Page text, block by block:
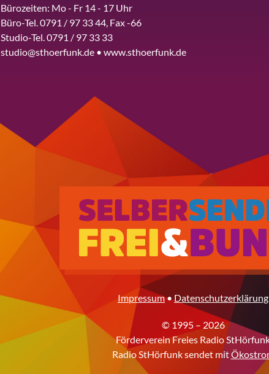
Bürozeiten: Mo - Fr 14 - 17 Uhr
Büro-Tel. 0791 / 97 33 44, Fax -66
Studio-Tel. 0791 / 97 33 33
studio@sthoerfunk.de • www.sthoerfunk.de
Impressum•Datenschutzerklärung
© 1995 – 2026
Förderverein Freies Radio
Radio StHörfunk sendet mit